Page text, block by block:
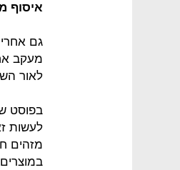
איסוף
גם
מעקב
לאור
בפוסט
לעשות
מזהים